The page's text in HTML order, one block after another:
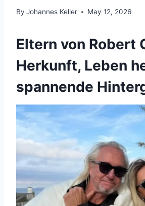
By Johannes Keller May 12, 2026
Eltern von Robert
Herkunft, Leben
spannende